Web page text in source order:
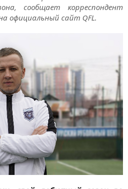
сообщает корреспондент
официальный сайт QFL.